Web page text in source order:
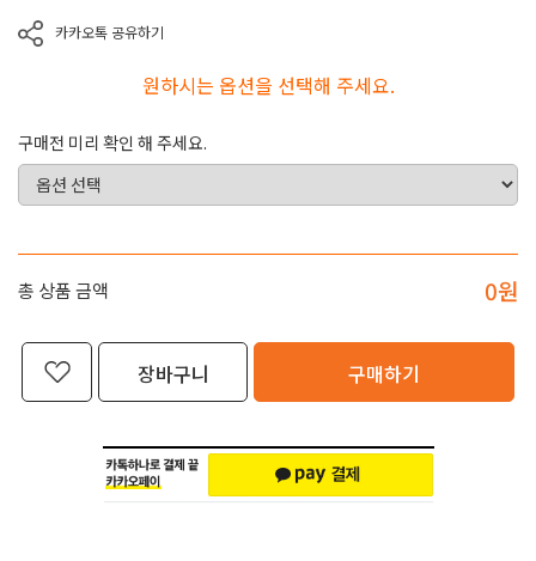
카카오톡 공유하기
원하시는 옵션을 선택해 주세요.
구매전 미리 확인 해 주세요.
총 상품 금액 0원
장바구니 구매하기